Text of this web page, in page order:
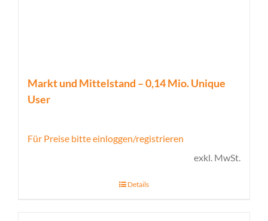
Markt und Mittelstand – 0,14 Mio. Unique
User
Für Preise bitte einloggen/registrieren
exkl. MwSt.
Details